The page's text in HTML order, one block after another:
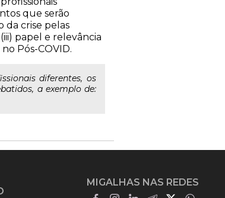
que serão
da crise pelas
papel e relevância
Pós-COVID.
diferentes, os
a exemplo de:
MIGALHAS NAS REDES